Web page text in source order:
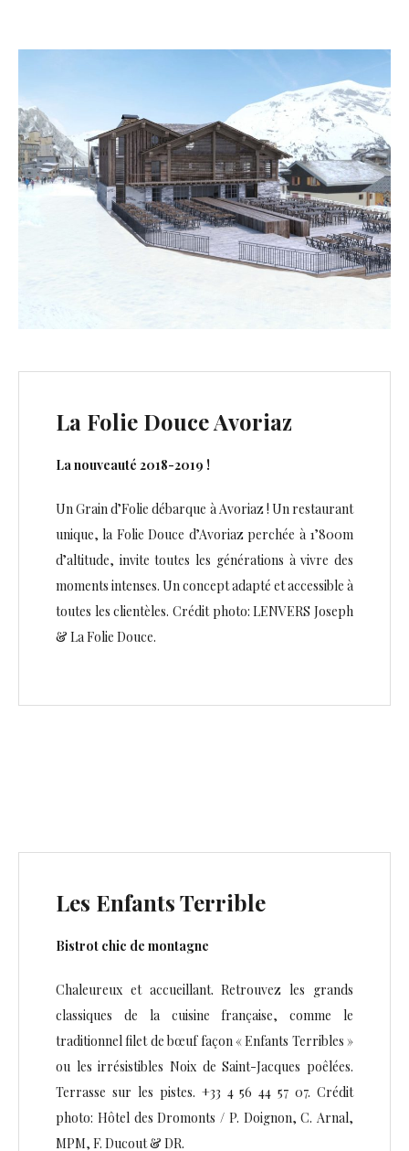
La Folie Douce Avoriaz
La nouveauté 2018-2019 !
Un Grain d’Folie débarque à Avoriaz ! Un restaurant
unique, la Folie Douce d’Avoriaz perchée à 1’800m
d’altitude, invite toutes les générations à vivre des
moments intenses. Un concept adapté et accessible à
toutes les clientèles. Crédit photo: LENVERS Joseph
& La Folie Douce.
Les Enfants Terrible
Bistrot chic de montagne
Chaleureux et accueillant. Retrouvez les grands
classiques de la cuisine française, comme le
traditionnel filet de bœuf façon « Enfants Terribles »
ou les irrésistibles Noix de Saint-Jacques poêlées.
Terrasse sur les pistes. +33 4 56 44 57 07. Crédit
photo: Hôtel des Dromonts / P. Doignon, C. Arnal,
MPM, F. Ducout & DR.